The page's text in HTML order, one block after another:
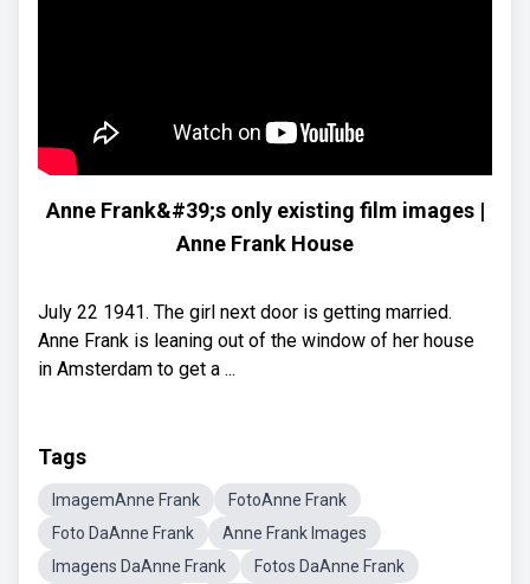
Anne Frank&#39;s only existing film images |
Anne Frank House
July 22 1941. The girl next door is getting married.
Anne Frank is leaning out of the window of her house
in Amsterdam to get a ...
Tags
ImagemAnne Frank
FotoAnne Frank
Foto DaAnne Frank
Anne Frank Images
Imagens DaAnne Frank
Fotos DaAnne Frank